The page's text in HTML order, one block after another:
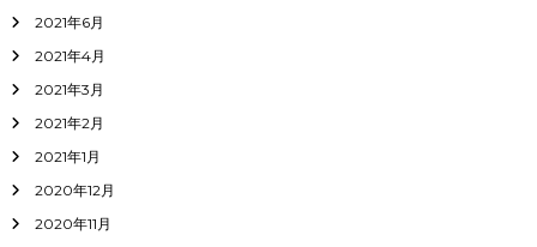
2021年6月
2021年4月
2021年3月
2021年2月
2021年1月
2020年12月
2020年11月